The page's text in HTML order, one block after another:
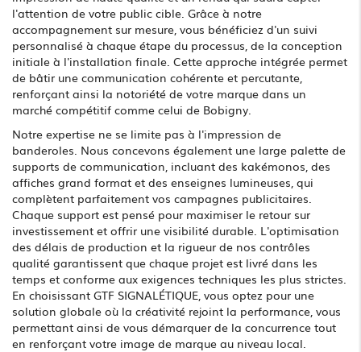
l'attention de votre public cible. Grâce à notre
accompagnement sur mesure, vous bénéficiez d'un suivi
personnalisé à chaque étape du processus, de la conception
initiale à l'installation finale. Cette approche intégrée permet
de bâtir une communication cohérente et percutante,
renforçant ainsi la notoriété de votre marque dans un
marché compétitif comme celui de Bobigny.
Notre expertise ne se limite pas à l'impression de
banderoles. Nous concevons également une large palette de
supports de communication, incluant des kakémonos, des
affiches grand format et des enseignes lumineuses, qui
complètent parfaitement vos campagnes publicitaires.
Chaque support est pensé pour maximiser le retour sur
investissement et offrir une visibilité durable. L'optimisation
des délais de production et la rigueur de nos contrôles
qualité garantissent que chaque projet est livré dans les
temps et conforme aux exigences techniques les plus strictes.
En choisissant GTF SIGNALÉTIQUE, vous optez pour une
solution globale où la créativité rejoint la performance, vous
permettant ainsi de vous démarquer de la concurrence tout
en renforçant votre image de marque au niveau local.